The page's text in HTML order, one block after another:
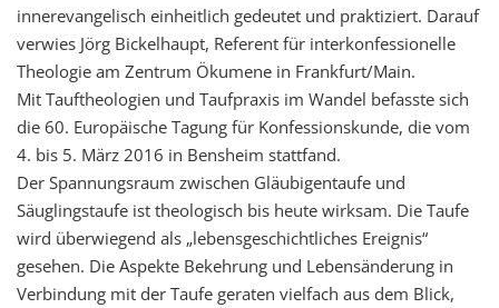
innerevangelisch einheitlich gedeutet und praktiziert. Darauf
verwies Jörg Bickelhaupt, Referent für interkonfessionelle
Theologie am Zentrum Ökumene in Frankfurt/Main.
Mit Tauftheologien und Taufpraxis im Wandel befasste sich
die 60. Europäische Tagung für Konfessionskunde, die vom
4. bis 5. März 2016 in Bensheim stattfand.
Der Spannungsraum zwischen Gläubigentaufe und
Säuglingstaufe ist theologisch bis heute wirksam. Die Taufe
wird überwiegend als „lebensgeschichtliches Ereignis“
gesehen. Die Aspekte Bekehrung und Lebensänderung in
Verbindung mit der Taufe geraten vielfach aus dem Blick,